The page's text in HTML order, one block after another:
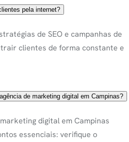
pela internet?
de SEO e campanhas de
clientes de forma constante e
de marketing digital em Campinas?
digital em Campinas
essenciais: verifique o